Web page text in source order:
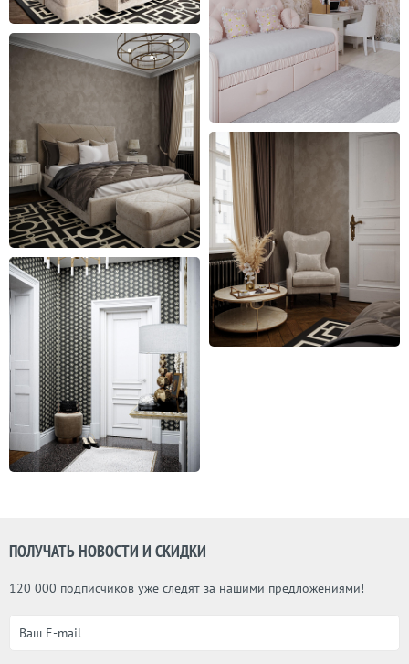
ПОЛУЧАТЬ НОВОСТИ И СКИДКИ
120 000 подписчиков уже следят за нашими предложениями!